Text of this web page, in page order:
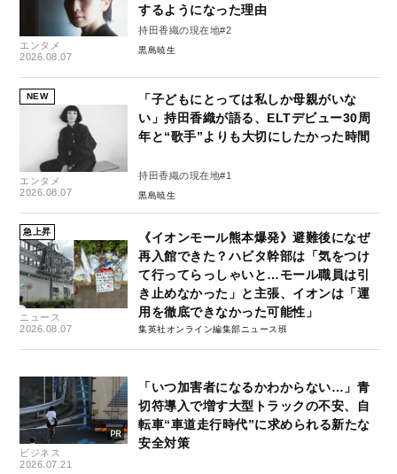
エンタメ
2026.08.07
するようになった理由
持田香織の現在地#2
黒島暁生
NEW
エンタメ
2026.08.07
「子どもにとっては私しか母親がいな
い」持田香織が語る、ELTデビュー30周
年と“歌手”よりも大切にしたかった時間
持田香織の現在地#1
黒島暁生
急上昇
ニュース
2026.08.07
《イオンモール熊本爆発》避難後になぜ
再入館できた？ハビタ幹部は「気をつけ
て行ってらっしゃいと…モール職員は引
き止めなかった」と主張、イオンは「運
用を徹底できなかった可能性」
集英社オンライン編集部ニュース班
ビジネス
2026.07.21
「いつ加害者になるかわからない…」青
切符導入で増す大型トラックの不安、自
転車“車道走行時代”に求められる新たな
安全対策